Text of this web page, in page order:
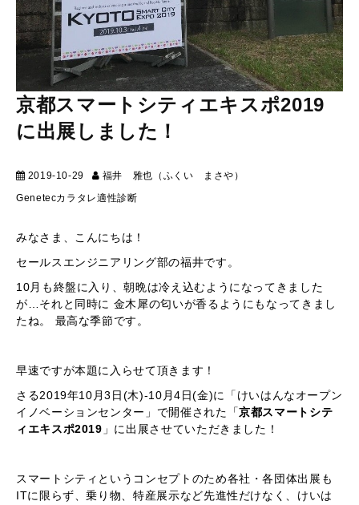
スキルアップ
IT用語解説
京都スマートシティエキスポ2019
に出展しました！
2019-10-29 福井 雅也（ふくい まさや）
Genetecカラタレ適性診断
みなさま、こんにちは！
セールスエンジニアリング部の福井です。
10月も終盤に入り、朝晩は冷え込むようになってきました
が…それと同時に 金木犀の匂いが香るようにもなってきまし
たね。 最高な季節です。
早速ですが本題に入らせて頂きます！
さる2019年10月3日(木)-10月4日(金)に「けいはんなオープン
イノベーションセンター」で開催された「京都スマートシテ
ィエキスポ2019 」に出展させていただきました！
スマートシティというコンセプトのため各社・各団体出展も
ITに限らず、乗り物、特産展示など先進性だけなく、けいは